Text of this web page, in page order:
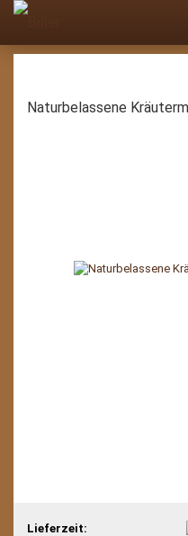
Naturbelassene
Lieferzeit: